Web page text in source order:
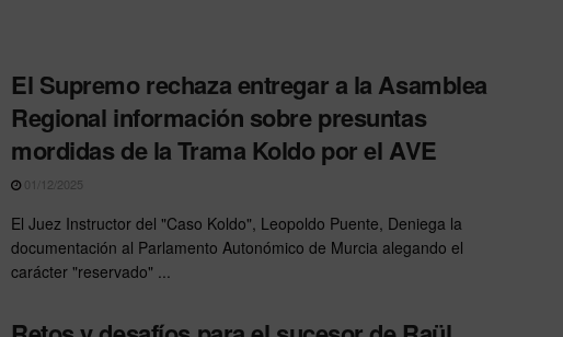
El Supremo rechaza entregar a la Asamblea
Regional información sobre presuntas
mordidas de la Trama Koldo por el AVE
01/12/2025
El Juez Instructor del "Caso Koldo", Leopoldo Puente, Deniega la
documentación al Parlamento Autonómico de Murcia alegando el
carácter "reservado" ...